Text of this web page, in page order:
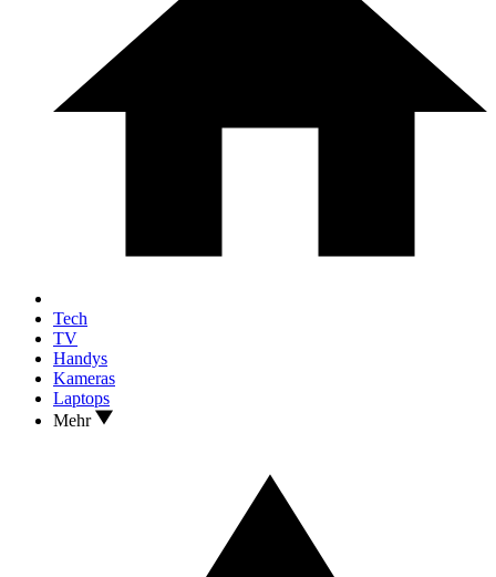
Tech
TV
Handys
Kameras
Laptops
Mehr